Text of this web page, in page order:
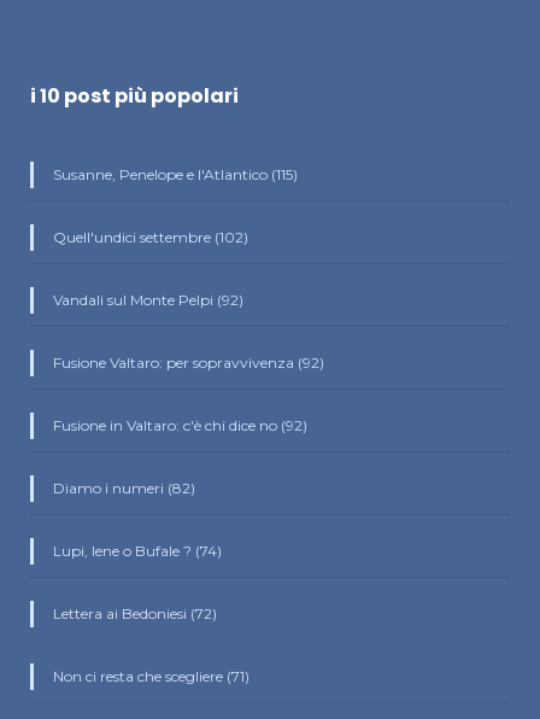
i 10 post più popolari
Susanne, Penelope e l'Atlantico (115)
Quell'undici settembre (102)
Vandali sul Monte Pelpi (92)
Fusione Valtaro: per sopravvivenza (92)
Fusione in Valtaro: c'è chi dice no (92)
Diamo i numeri (82)
Lupi, Iene o Bufale ? (74)
Lettera ai Bedoniesi (72)
Non ci resta che scegliere (71)